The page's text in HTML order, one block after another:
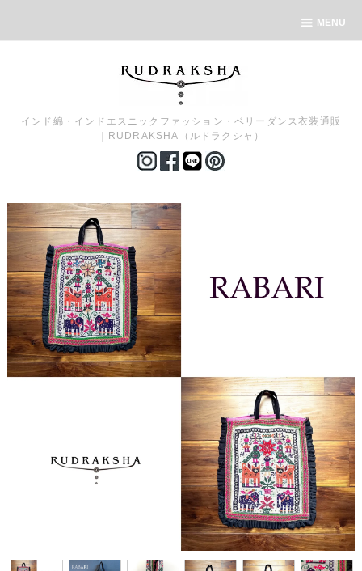
MENU
インド綿・インドエスニックファッション・ベリーダンス衣装通販
｜RUDRAKSHA（ルドラクシャ）